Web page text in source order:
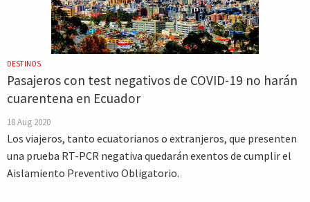
DESTINOS
Pasajeros con test negativos de COVID-19 no harán
cuarentena en Ecuador
18 Aug 2020
Los viajeros, tanto ecuatorianos o extranjeros, que presenten
una prueba RT-PCR negativa quedarán exentos de cumplir el
Aislamiento Preventivo Obligatorio.